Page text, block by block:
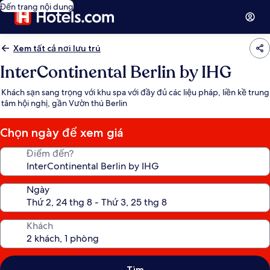
Đến trang nội dung
Xem tất cả nơi lưu trú
InterContinental Berlin by IHG
Khách sạn sang trọng với khu spa với đầy đủ các liệu pháp, liền kề trung
tâm hội nghị, gần Vườn thú Berlin
Chọn ngày để xem giá
Điểm đến?
Ngày
Khách